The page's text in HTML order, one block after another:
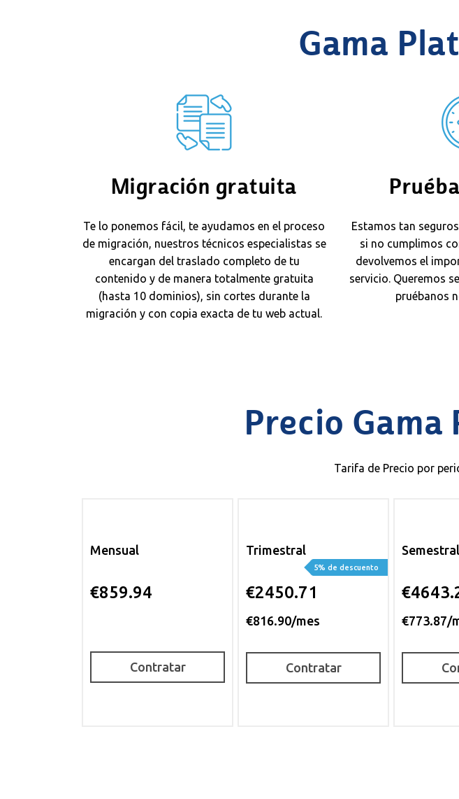
Gama
Migración gratuita
Te lo ponemos fácil, te ayudamos en el proceso
de migración, nuestros técnicos especialistas se
encargan del traslado completo de tu
contenido y de manera totalmente gratuita
(hasta 10 dominios), sin cortes durante la
migración y con copia exacta de tu web actual.
Estamos tan
si no cumplimos
devolvemos el
servicio. Queremos
pruébanos
Precio Gama
Tarifa de Precio por
Mensual
€859.94
Contratar
Trimestral
€2450.71
€816.90/mes
5% de descuento
Contratar
Semestral
€773.87/